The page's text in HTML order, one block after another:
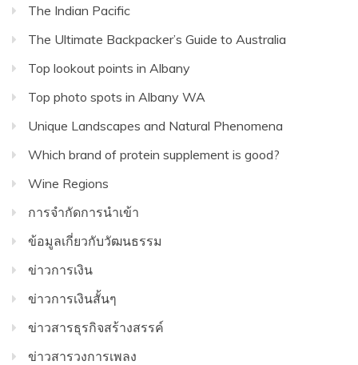
The Indian Pacific
The Ultimate Backpacker’s Guide to Australia
Top lookout points in Albany
Top photo spots in Albany WA
Unique Landscapes and Natural Phenomena
Which brand of protein supplement is good?
Wine Regions
การจำกัดการนำเข้า
ข้อมูลเกี่ยวกับวัฒนธรรม
ข่าวการเงิน
ข่าวการเงินสั้นๆ
ข่าวสารธุรกิจสร้างสรรค์
ข่าวสารวงการเพลง